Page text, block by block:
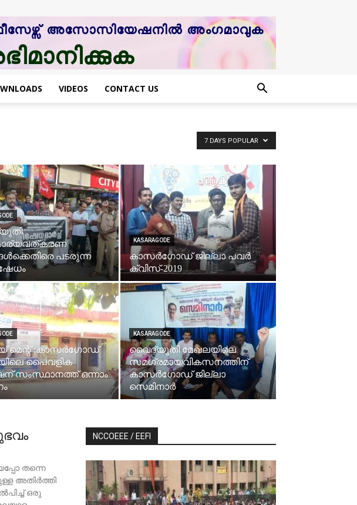
VIDEOS CONTACT US
7 DAYS POPULAR
പടരുന്ന
KASARAGODE
കാസര്‍ഗോഡ് ജില്ലാ പവര്‍
ക്വിസ്-2019
മെന്റ് :കാസർഗോഡ്
പൈവളിക
സംസ്ഥാനത്ത് ഒന്നാം
KASARAGODE
വൈദ്യുതി മേഖലയിലെ
സമഗ്രമായവികസനത്തിന്
കാസർഗോഡ് ജില്ലാ
സെമിനാർ
തന്നെ
അതിര്‍ത്തി
ഒരു
NCCOEEE / EEFI